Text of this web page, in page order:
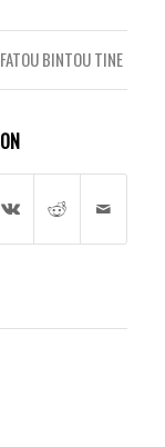
FATOU BINTOU TINE